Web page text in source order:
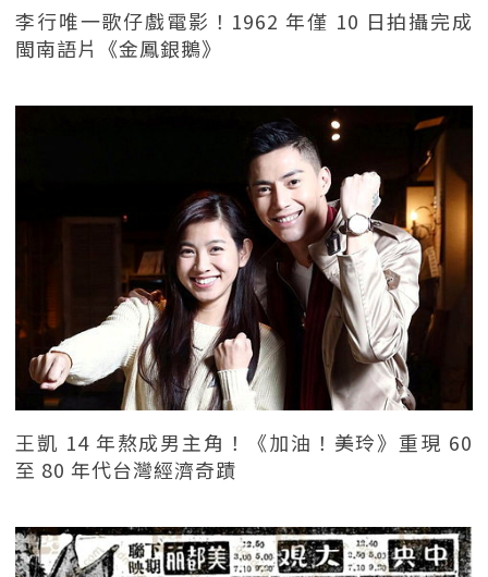
李行唯一歌仔戲電影！1962 年僅 10 日拍攝完成
閩南語片《金鳳銀鵝》
王凱 14 年熬成男主角！《加油！美玲》重現 60
至 80 年代台灣經濟奇蹟